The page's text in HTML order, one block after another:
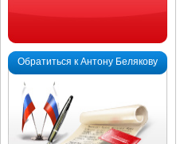
Обратиться к Антону Белякову